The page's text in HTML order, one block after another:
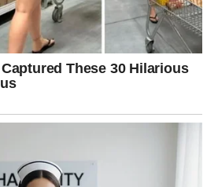
poslom.
slučajan susret ili razgovor
važno za vašu budućnost.
druženja ili kontakte sa ljudima
takve situacije pokušava